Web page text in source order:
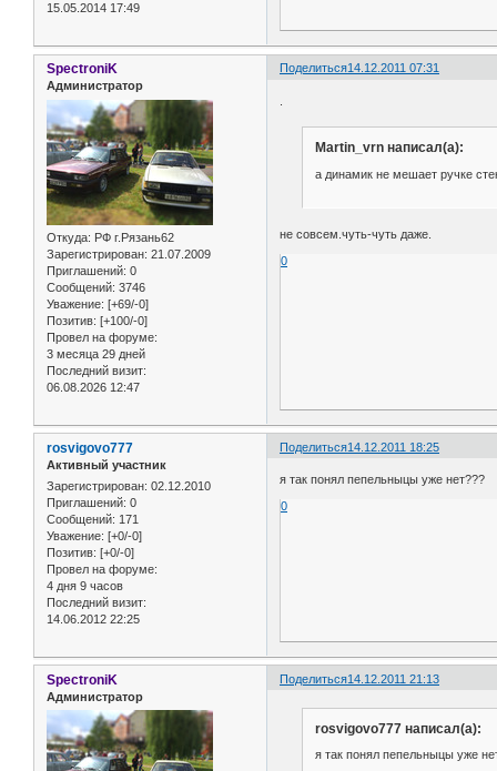
15.05.2014 17:49
Поделиться14.12.2011 07:31
SpectroniK
Администратор
Откуда: РФ г.Рязань62
Зарегистрирован: 21.07.2009
Приглашений: 0
Сообщений: 3746
Уважение: [+69/-0]
Позитив: [+100/-0]
Провел на форуме:
3 месяца 29 дней
Последний визит:
06.08.2026 12:47
Martin_vrn написал(а):
а динамик не мешает ручке
не совсем.чуть-чуть даже.
0
Поделиться14.12.2011 18:25
rosvigovo777
Активный участник
Зарегистрирован: 02.12.2010
Приглашений: 0
Сообщений: 171
Уважение: [+0/-0]
Позитив: [+0/-0]
Провел на форуме:
4 дня 9 часов
Последний визит:
14.06.2012 22:25
я так понял пепельныцы уже нет???
0
Поделиться14.12.2011 21:13
SpectroniK
Администратор
rosvigovo777 написал(а):
я так понял пепельныцы уже